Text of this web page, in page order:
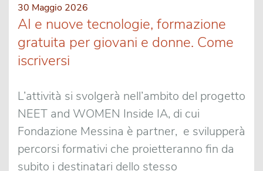
30 Maggio 2026
AI e nuove tecnologie, formazione
gratuita per giovani e donne. Come
iscriversi
L’attività si svolgerà nell’ambito del progetto
NEET and WOMEN Inside IA, di cui
Fondazione Messina è partner, e svilupperà
percorsi formativi che proietteranno fin da
subito i destinatari dello stesso